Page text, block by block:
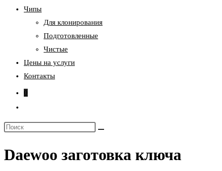
Чипы
Для клонирования
Подготовленные
Чистые
Цены на услуги
Контакты
0
по
сайту
Поиск
сайте
Daewoo заготовка ключа